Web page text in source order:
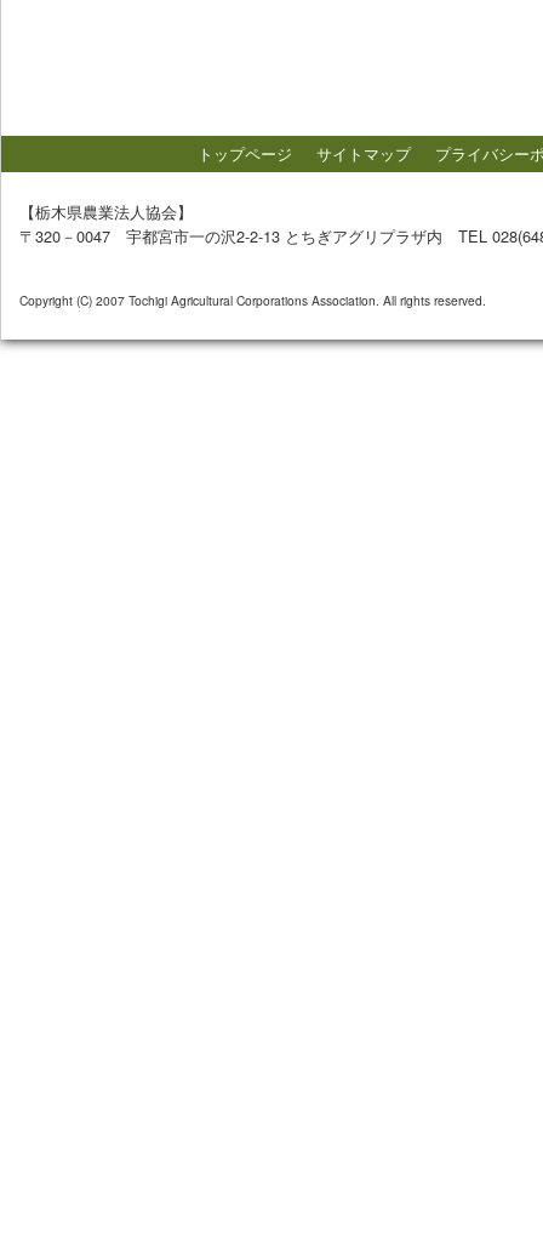
トップページ サイトマップ プライバシー
【栃木県農業法人協会】
〒320－0047 宇都宮市一の沢2-2-13 とちぎアグリプラザ内 TEL
Copyright (C) 2007 Tochigi Agricultural Corporations Association. All rights reserved.